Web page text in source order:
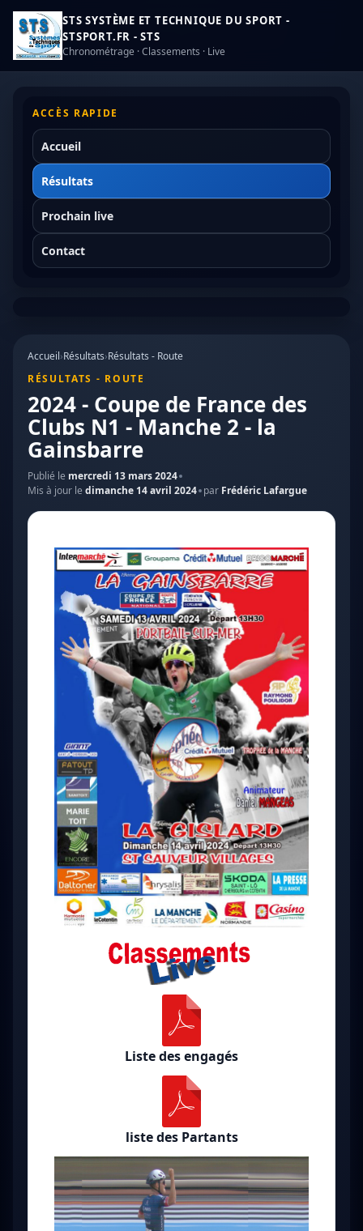
STS SYSTÈME ET TECHNIQUE DU SPORT -
STSPORT.FR - STS
Chronométrage · Classements · Live
ACCÈS RAPIDE
Accueil
Résultats
Prochain live
Contact
Accueil›Résultats›Résultats - Route
RÉSULTATS - ROUTE
2024 - Coupe de France des
Clubs N1 - Manche 2 - la
Gainsbarre
Publié le mercredi 13 mars 2024
Mis à jour le dimanche 14 avril 2024 par Frédéric Lafargue
Liste des engagés
liste des Partants